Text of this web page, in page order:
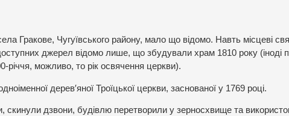
Гракове, Чугуївського району, мало що відомо. Навть місцеві
джерел відомо лише, що збудували храм 1810 року (іноді
річчя, можливо, то рік освячення церкви).
дерев′яної Троїцької церкви, заснованої у 1769 році.
скинули дзвони, будівлю перетворили у зерносхвище та